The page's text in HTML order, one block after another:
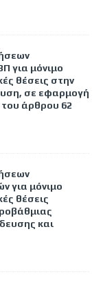
για μόνιμο
θέσεις στην
σε εφαρμογή
άρθρου 62
για μόνιμο
θέσεις
και